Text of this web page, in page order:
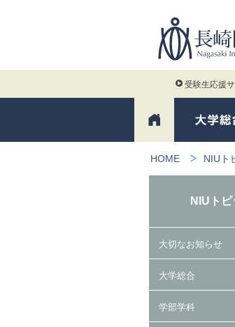
受験生応援
HOME NIUト
NIUトピ
大切なお知らせ
大学総合
学部学科